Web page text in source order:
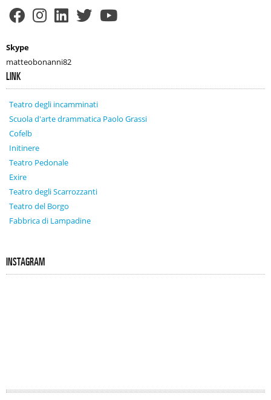
Skype
matteobonanni82
LINK
Teatro degli incamminati
Scuola d'arte drammatica Paolo Grassi
Cofelb
Initinere
Teatro Pedonale
Exire
Teatro degli Scarrozzanti
Teatro del Borgo
Fabbrica di Lampadine
INSTAGRAM